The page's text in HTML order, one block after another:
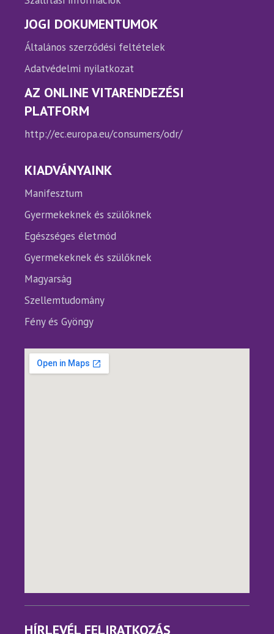
JOGI DOKUMENTUMOK
Általános szerződési feltételek
Adatvédelmi nyilatkozat
AZ ONLINE VITARENDEZÉSI
PLATFORM
http://ec.europa.eu/consumers/odr/
KIADVÁNYAINK
Manifesztum
Gyermekeknek és szülőknek
Egészséges életmód
Gyermekeknek és szülőknek
Magyarság
Szellemtudomány
Fény és Gyöngy
HÍRLEVÉL FELIRATKOZÁS